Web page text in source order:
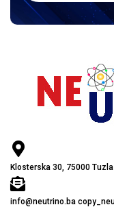
Klosterska 30, 75000 Tuzla
info@neutrino.ba